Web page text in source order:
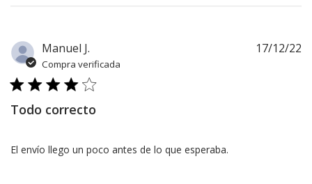
Manuel J.
Compra verificada
Todo correcto
El envío llego un poco antes de lo que esperaba.
17/12/22